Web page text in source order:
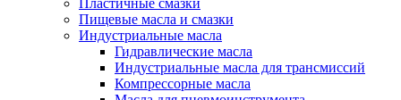
Пластичные смазки
Пищевые масла и смазки
Индустриальные масла
Гидравлические масла
Индустриальные масла для трансмиссий
Компрессорные масла